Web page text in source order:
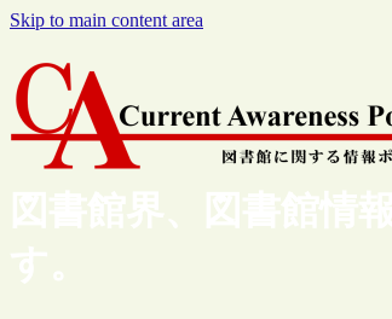
Skip to main content area
図書館界、図書館情
す。